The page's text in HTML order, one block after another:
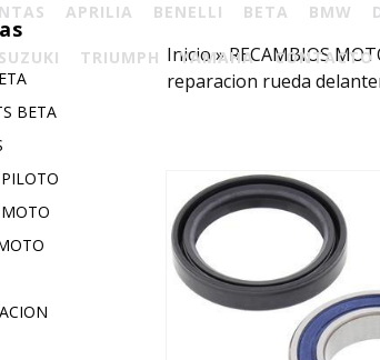
APRILIA BENELLI BETA BMW
SUZUKI TRIUMPH YAMAHA CONTACTO
BETA
MOTO
Inicio»RECAMBIOS
reparacion rueda